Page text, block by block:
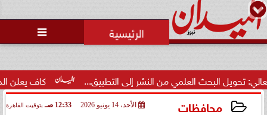

كاف يعلن الدول المستضيفة البحث العلمي من النشر إلى التطبيق...
محافظات الأحد، 14 يونيو 2026 12:33 صـ بتوقيت القاهرة